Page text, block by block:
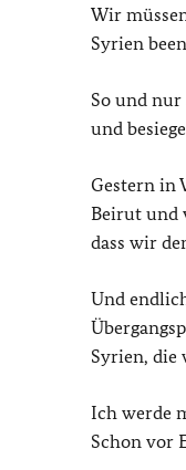
Wir
Syrien
So und
und
Gestern in
Beirut und
dass wir
Und
Syrien, die
Ich werde
Schon vor